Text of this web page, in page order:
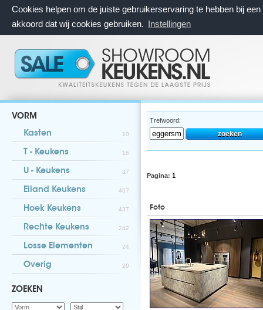
Cookies helpen om de juiste gebruikerservaring te hebben bij
akkoord dat wij cookies gebruiken. Instellingen
VORM
Kasten 10
T - Keukens 16
U - Keukens 37
Eiland Keukens 467
Hoek Keukens 437
Rechte Keukens 242
Losse Elementen 24
Overig 20
ZOEKEN
Trefwoord:
Pagina: 1
Foto